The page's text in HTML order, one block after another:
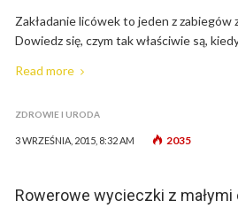
Zakładanie licówek to jeden z
Dowiedz się, czym tak właściwie są,
Read more
ZDROWIE I URODA
3 WRZEŚNIA, 2015, 8:32 AM 2035
Rowerowe wycieczki z małymi